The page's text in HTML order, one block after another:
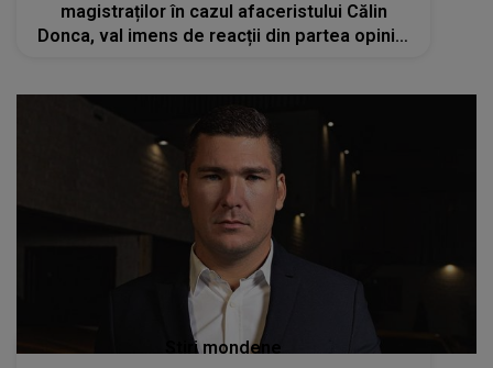
magistraților în cazul afaceristului Călin
Donca, val imens de reacții din partea opiniei
Stiri mondene